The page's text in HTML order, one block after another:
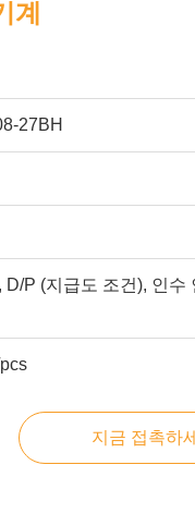
계
27BH
D/P (지급도 조건), 인수
지금 접촉하